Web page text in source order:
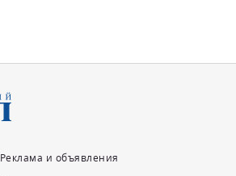
Реклама и объявления